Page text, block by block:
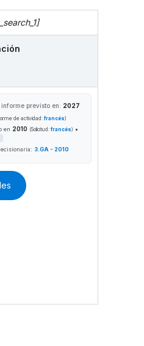
informe previsto en: 2027
de actividad:francés)
en 2010 (Solicitud: francés) •
3.GA - 2010